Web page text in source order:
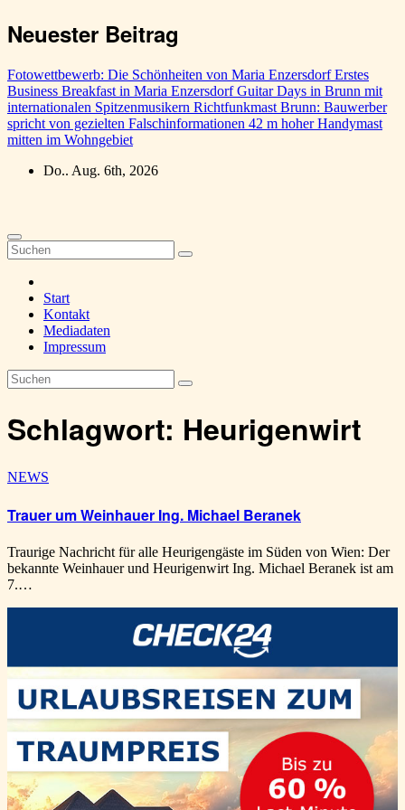
Zum
Inhalt
Neuester Beitrag
Fotowettbewerb: Die Schönheiten von Maria Enzersdorf Erstes
Business Breakfast in Maria Enzersdorf Guitar Days in Brunn mit
internationalen Spitzenmusikern Richtfunkmast Brunn: Bauwerber
spricht von gezielten Falschinformationen 42 m hoher Handymast
mitten im Wohngebiet
Do.. Aug. 6th, 2026
Start
Kontakt
Mediadaten
Impressum
Schlagwort: Heurigenwirt
NEWS
Trauer um Weinhauer Ing. Michael Beranek
Traurige Nachricht für alle Heurigengäste im Süden von Wien: Der
bekannte Weinhauer und Heurigenwirt Ing. Michael Beranek ist am
7.…